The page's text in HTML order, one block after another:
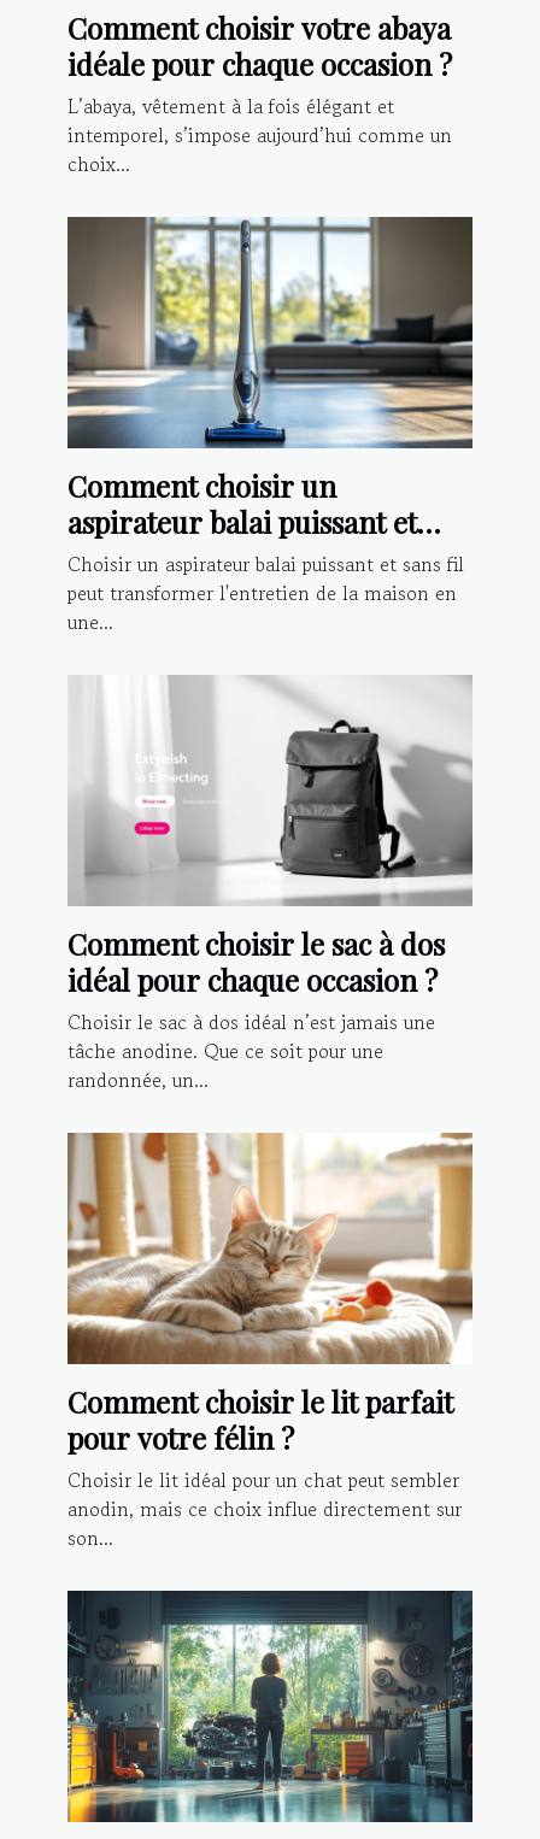
Comment choisir votre abaya
idéale pour chaque occasion ?
L’abaya, vêtement à la fois élégant et
intemporel, s’impose aujourd’hui comme un
choix...
Comment choisir un
aspirateur balai puissant et
sans fil ?
Choisir un aspirateur balai puissant et sans fil
peut transformer l'entretien de la maison en
une...
Comment choisir le sac à dos
idéal pour chaque occasion ?
Choisir le sac à dos idéal n’est jamais une
tâche anodine. Que ce soit pour une
randonnée, un...
Comment choisir le lit parfait
pour votre félin ?
Choisir le lit idéal pour un chat peut sembler
anodin, mais ce choix influe directement sur
son...